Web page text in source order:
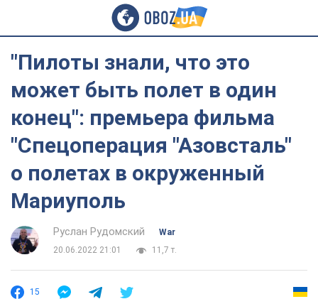
"Пилоты знали, что это
может быть полет в один
конец": премьера фильма
"Спецоперация "Азовсталь"
о полетах в окруженный
Мариуполь
Руслан Рудомский
War
20.06.2022 21:01
11,7 т.
15